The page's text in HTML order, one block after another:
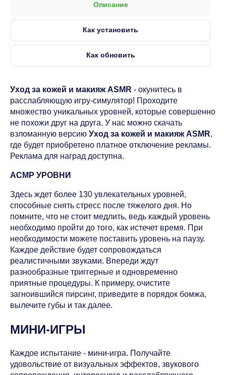
Описание
Как установить
Как обновить
Уход за кожей и макияж ASMR - окунитесь в
расслабляющую игру-симулятор! Проходите
множество уникальных уровней, которые совершенно
не похожи друг на друга. У нас можно скачать
взломанную версию Уход за кожей и макияж ASMR,
где будет приобретено платное отключение рекламы.
Реклама для наград доступна.
АСМР УРОВНИ
Здесь ждет более 130 увлекательных уровней,
способные снять стресс после тяжелого дня. Но
помните, что не стоит медлить, ведь каждый уровень
необходимо пройти до того, как истечет время. При
необходимости можете поставить уровень на паузу.
Каждое действие будет сопровождаться
реалистичными звуками. Впереди ждут
разнообразные триггерные и одновременно
приятные процедуры. К примеру, очистите
загноившийся пирсинг, приведите в порядок бомжа,
вылечите губы и так далее.
МИНИ-ИГРЫ
Каждое испытание - мини-игра. Получайте
удовольствие от визуальных эффектов, звукового